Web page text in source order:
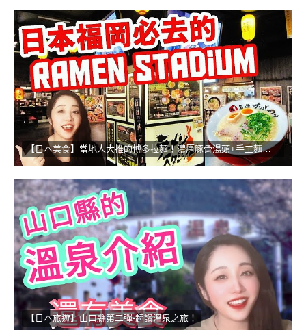
【日本美食】當地人大推的博多拉麵！濃厚豚骨湯頭+手工麵的無敵組合
【日本旅遊】山口縣第二彈-超讚溫泉之旅！